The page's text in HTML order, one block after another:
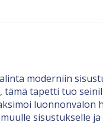
moderniin
tapetti tuo
luonnonvalon
sisustukselle ja